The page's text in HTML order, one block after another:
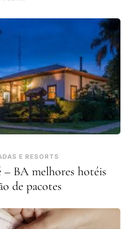
E RESORTS
– BA melhores hotéis
de pacotes